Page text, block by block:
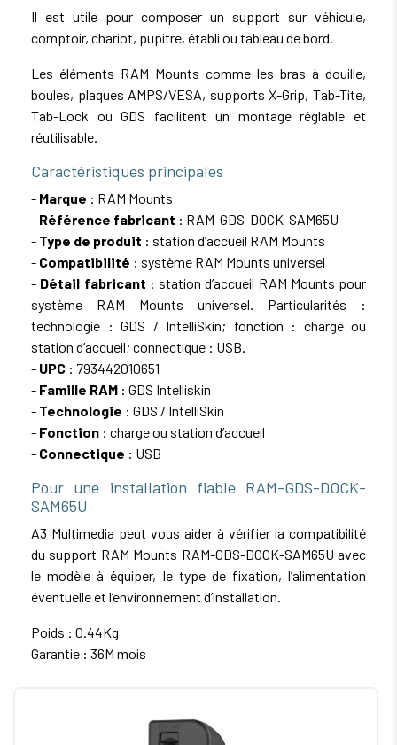
Il est utile pour composer un support sur véhicule,
comptoir, chariot, pupitre, établi ou tableau de bord.
Les éléments RAM Mounts comme les bras à douille,
boules, plaques AMPS/VESA, supports X-Grip, Tab-Tite,
Tab-Lock ou GDS facilitent un montage réglable et
réutilisable.
Caractéristiques principales
- Marque : RAM Mounts
- Référence fabricant : RAM-GDS-DOCK-SAM65U
- Type de produit : station d’accueil RAM Mounts
- Compatibilité : système RAM Mounts universel
- Détail fabricant : station d’accueil RAM Mounts pour
système RAM Mounts universel. Particularités :
technologie : GDS / IntelliSkin; fonction : charge ou
station d’accueil; connectique : USB.
- UPC : 793442010651
- Famille RAM : GDS Intelliskin
- Technologie : GDS / IntelliSkin
- Fonction : charge ou station d’accueil
- Connectique : USB
Pour une installation fiable RAM-GDS-DOCK-
SAM65U
A3 Multimedia peut vous aider à vérifier la compatibilité
du support RAM Mounts RAM-GDS-DOCK-SAM65U avec
le modèle à équiper, le type de fixation, l’alimentation
éventuelle et l’environnement d’installation.
Poids : 0.44Kg
Garantie : 36M mois